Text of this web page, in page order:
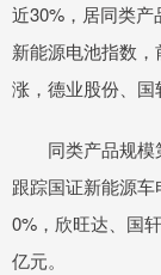
近30%，居同类
新能源电池指数
涨，德业股份、国
同类产品规模
跟踪国证新能源
0%，欣旺达、国
亿元。